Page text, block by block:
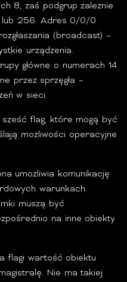
8, zaś podgrup zależnie
lub 256. Adres 0/0/0
(broadcast) –
urządzenia.
główne o numerach 14
przez sprzęgła –
w sieci.
flag, które mogą być
możliwości operacyjne
umożliwia komunikację
warunkach.
muszą być
na inne obiekty
flagi wartość obiektu
Nie ma takiej